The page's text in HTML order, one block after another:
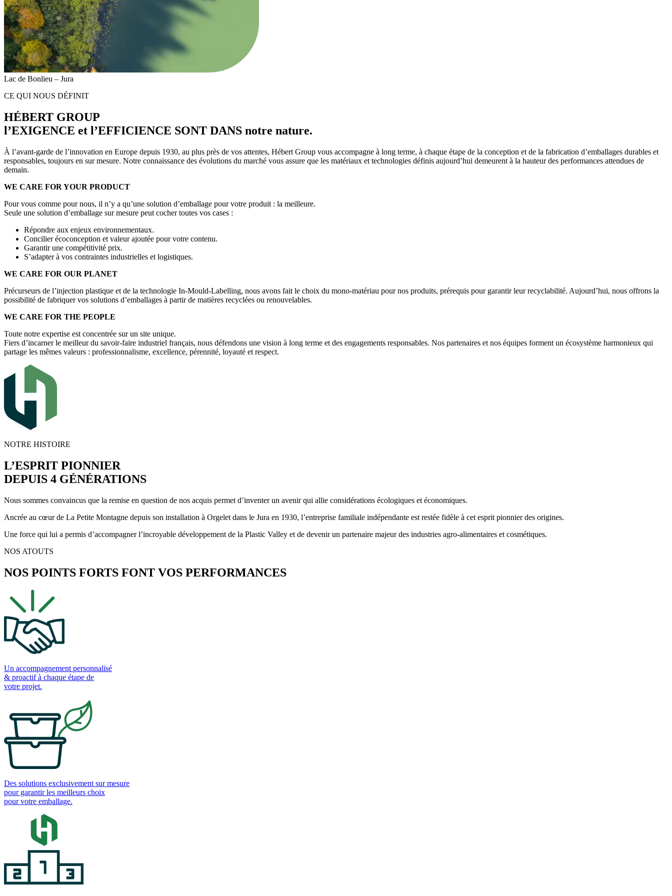
Lac de Bonlieu – Jura
CE QUI NOUS DÉFINIT
HÉBERT GROUP
l’EXIGENCE et l’EFFICIENCE SONT DANS notre nature.
À l’avant-garde de l’innovation en Europe depuis 1930, au plus près de vos attentes, Hébert Group vous accompagne à long terme, à chaque étape de la conception et de la fabrication d’emballages durables et
responsables, toujours en sur mesure. Notre connaissance des évolutions du marché vous assure que les matériaux et technologies définis aujourd’hui demeurent à la hauteur des performances attendues de
demain.
WE CARE FOR YOUR PRODUCT
Pour vous comme pour nous, il n’y a qu’une solution d’emballage pour votre produit : la meilleure.
Seule une solution d’emballage sur mesure peut cocher toutes vos cases :
Répondre aux enjeux environnementaux.
Concilier écoconception et valeur ajoutée pour votre contenu.
Garantir une compétitivité prix.
S’adapter à vos contraintes industrielles et logistiques.
WE CARE FOR OUR PLANET
Précurseurs de l’injection plastique et de la technologie In-Mould-Labelling, nous avons fait le choix du mono-matériau pour nos produits, prérequis pour garantir leur recyclabilité. Aujourd’hui, nous offrons la
possibilité de fabriquer vos solutions d’emballages à partir de matières recyclées ou renouvelables.
WE CARE FOR THE PEOPLE
Toute notre expertise est concentrée sur un site unique.
Fiers d’incarner le meilleur du savoir-faire industriel français, nous défendons une vision à long terme et des engagements responsables. Nos partenaires et nos équipes forment un écosystème harmonieux qui
partage les mêmes valeurs : professionnalisme, excellence, pérennité, loyauté et respect.
NOTRE HISTOIRE
L’ESPRIT PIONNIER
DEPUIS 4 GÉNÉRATIONS
Nous sommes convaincus que la remise en question de nos acquis permet d’inventer un avenir qui allie considérations écologiques et économiques.
Ancrée au cœur de La Petite Montagne depuis son installation à Orgelet dans le Jura en 1930, l’entreprise familiale indépendante est restée fidèle à cet esprit pionnier des origines.
Une force qui lui a permis d’accompagner l’incroyable développement de la Plastic Valley et de devenir un partenaire majeur des industries agro-alimentaires et cosmétiques.
NOS ATOUTS
NOS POINTS FORTS FONT VOS PERFORMANCES
Un accompagnement personnalisé
& proactif à chaque étape de
votre projet.
Des solutions exclusivement sur mesure
pour garantir les meilleurs choix
pour votre emballage.